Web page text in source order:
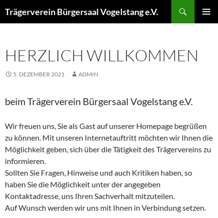
Inhalt
Trägerverein Bürgersaal Vogelstang e.V.
HERZLICH WILLKOMMEN
5. DEZEMBER 2021 ADMIN
beim Trägerverein Bürgersaal Vogelstang e.V.
Wir freuen uns, Sie als Gast auf unserer Homepage begrüßen
zu können. Mit unseren Internetauftritt möchten wir Ihnen die
Möglichkeit geben, sich über die Tätigkeit des Trägervereins zu
informieren.
Sollten Sie Fragen, Hinweise und auch Kritiken haben, so
haben Sie die Möglichkeit unter der angegeben
Kontaktadresse, uns Ihren Sachverhalt mitzuteilen.
Auf Wunsch werden wir uns mit Ihnen in Verbindung setzen.